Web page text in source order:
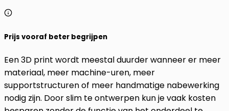
Prijs vooraf beter begrijpen
Een 3D print wordt meestal duurder wanneer er meer
materiaal, meer machine-uren, meer
supportstructuren of meer handmatige nabewerking
nodig zijn. Door slim te ontwerpen kun je vaak kosten